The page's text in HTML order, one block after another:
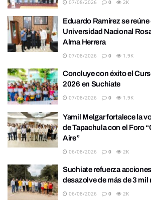
07/08/2026 0 2K
Eduardo Ramírez se
Universidad Nacional
Alma Herrera
07/08/2026 0 1.9K
Concluye con éxito el
2026 en Suchiate
07/08/2026 0 1.9K
Yamil Melgar fortalece la
de Tapachula con el Foro
Aire”
06/08/2026 0 2K
Suchiate refuerza
desazolve de más de 3 mil
06/08/2026 0 2K